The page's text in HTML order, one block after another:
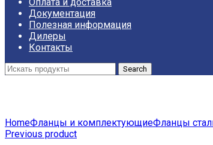
Документация
Полезная информация
Дилеры
Контакты
Search
HomeФланцы и комплектующиеФланцы
Previous product